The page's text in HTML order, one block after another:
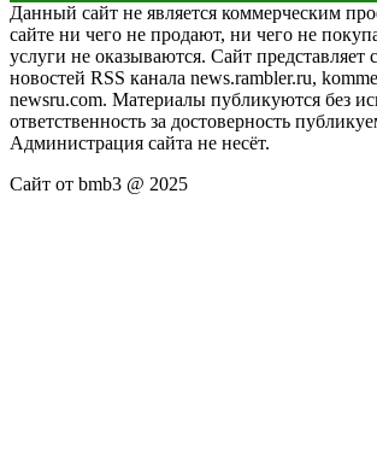
Данный сайт не является коммерческим
сайте ни чего не продают, ни чего не
услуги не оказываются. Сайт представляет
новостей RSS канала news.rambler.ru,
newsru.com. Материалы публикуются без
ответственность за достоверность
Администрация сайта не несёт.
Сайт от bmb3 @ 2025